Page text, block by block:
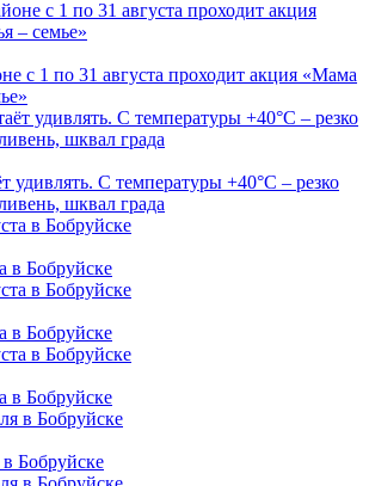
с 1 по 31 августа проходит акция «Мама
удивлять. С температуры +40°С – резко
шквал града
в Бобруйске
в Бобруйске
в Бобруйске
Бобруйске